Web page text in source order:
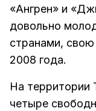
«Ангрен» и
довольно
странами,
2008 года.
На территории
четыре